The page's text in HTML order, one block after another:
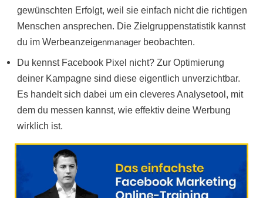
gewünschten Erfolgt, weil sie einfach nicht die richtigen
Menschen ansprechen. Die Zielgruppenstatistik kannst
du im Werbeanzeigenmanager beobachten.
Du kennst Facebook Pixel nicht? Zur Optimierung
deiner Kampagne sind diese eigentlich unverzichtbar.
Es handelt sich dabei um ein cleveres Analysetool, mit
dem du messen kannst, wie effektiv deine Werbung
wirklich ist.